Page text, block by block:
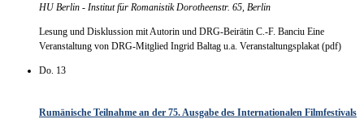
HU Berlin - Institut für Romanistik Dorotheenstr. 65, Berlin
Lesung und Disklussion mit Autorin und DRG-Beirätin C.-F. Banciu Eine
Veranstaltung von DRG-Mitglied Ingrid Baltag u.a. Veranstaltungsplakat (pdf)
Do. 13
Rumänische Teilnahme an der 75. Ausgabe des Internationalen Filmfestivals